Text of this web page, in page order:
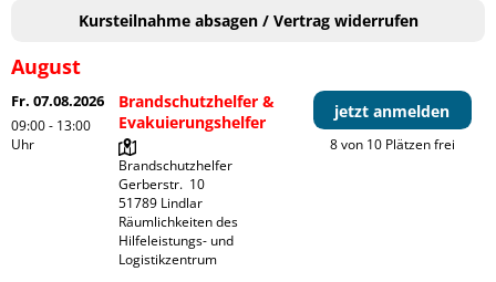
Kursteilnahme absagen / Vertrag widerrufen
August
Fr. 07.08.2026
09:00 - 13:00
Uhr
Brandschutzhelfer &
Evakuierungshelfer
Brandschutzhelfer
Gerberstr.  10
51789 Lindlar
Räumlichkeiten des
Hilfeleistungs- und
Logistikzentrum
jetzt anmelden
8 von 10 Plätzen frei